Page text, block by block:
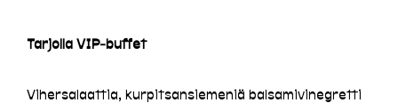
Tarjolla VIP-buffet
Vihersalaattia, kurpitsansiemeniä balsamivinegretti